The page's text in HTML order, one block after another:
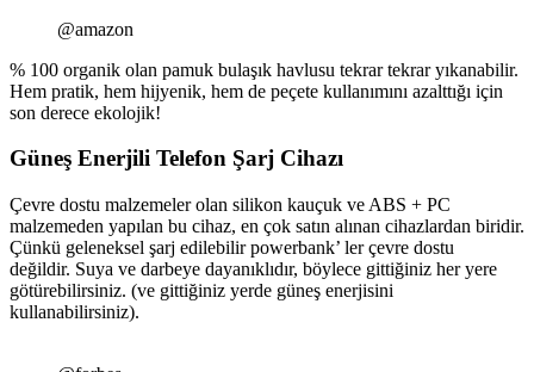
@amazon
% 100 organik olan pamuk bulaşık havlusu tekrar tekrar yıkanabilir.
Hem pratik, hem hijyenik, hem de peçete kullanımını azalttığı için
son derece ekolojik!
Güneş Enerjili Telefon Şarj Cihazı
Çevre dostu malzemeler olan silikon kauçuk ve ABS + PC
malzemeden yapılan bu cihaz, en çok satın alınan cihazlardan biridir.
Çünkü geleneksel şarj edilebilir powerbank’ ler çevre dostu
değildir. Suya ve darbeye dayanıklıdır, böylece gittiğiniz her yere
götürebilirsiniz. (ve gittiğiniz yerde güneş enerjisini
kullanabilirsiniz).